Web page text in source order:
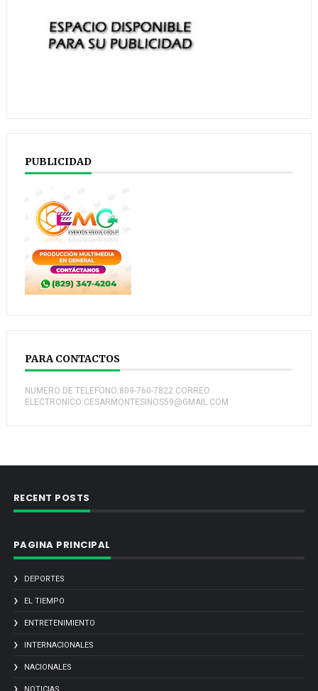
PUBLICIDAD
PARA CONTACTOS
NUMERO DE TELEFONO:809-760-7822 CORREO
ELECTRONICO:CESARMONTESINOS59@GMAIL.COM
RECENT POSTS
PAGINA PRINCIPAL
DEPORTES
EL TIEMPO
ENTRETENIMIENTO
INTERNACIONALES
NACIONALES